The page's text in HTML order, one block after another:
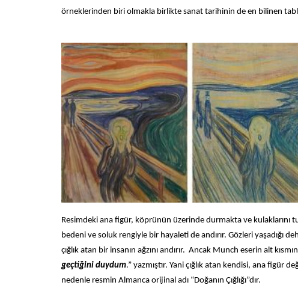
örneklerinden biri olmakla birlikte sanat tarihinin de en bilinen
Resimdeki ana figür, köprünün üzerinde durmakta ve kulaklarını
bedeni ve soluk rengiyle bir hayaleti de andırır. Gözleri yaşadığı
çığlık atan bir insanın ağzını andırır. Ancak Munch eserin alt
geçtiğini duydum.” yazmıştır. Yani çığlık atan kendisi, ana figür
nedenle resmin Almanca orijinal adı “Doğanın Çığlığı”dır.